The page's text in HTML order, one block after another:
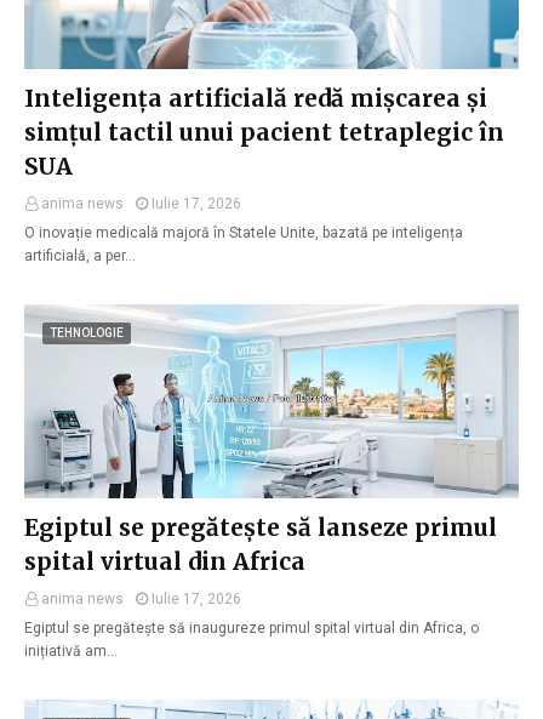
Inteligența artificială redă mișcarea și
simțul tactil unui pacient tetraplegic în
SUA
anima news
Iulie 17, 2026
O inovație medicală majoră în Statele Unite, bazată pe inteligența
artificială, a per…
TEHNOLOGIE
Egiptul se pregătește să lanseze primul
spital virtual din Africa
anima news
Iulie 17, 2026
Egiptul se pregătește să inaugureze primul spital virtual din Africa, o
inițiativă am…